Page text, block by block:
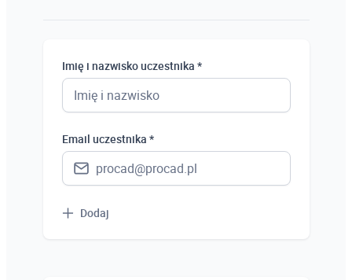
Imię i nazwisko uczestnika *
Email uczestnika *
Dodaj
Uczeń
Bezrobotny